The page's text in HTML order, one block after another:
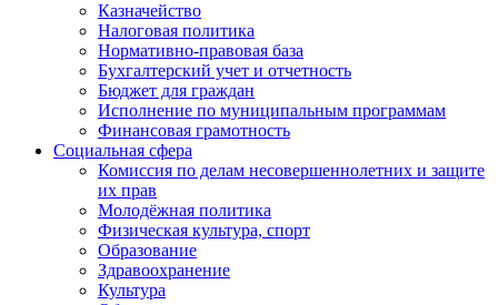
Казначейство
Налоговая политика
Нормативно-правовая база
Бухгалтерский учет и отчетность
Бюджет для граждан
Исполнение по муниципальным программам
Финансовая грамотность
Социальная сфера
Комиссия по делам несовершеннолетних и защите
их прав
Молодёжная политика
Физическая культура, спорт
Образование
Здравоохранение
Культура